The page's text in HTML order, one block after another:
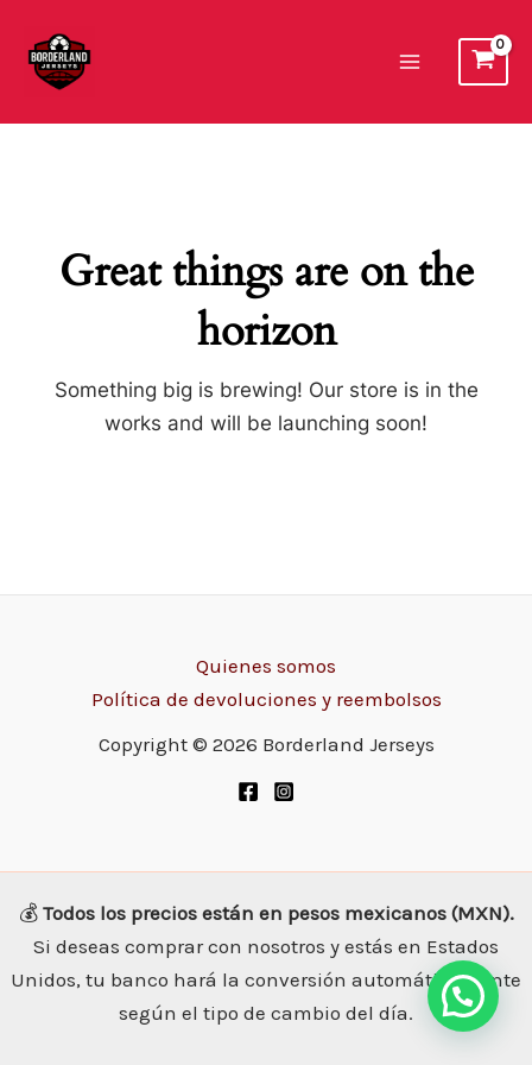
contenido
Great things are on the
horizon
Something big is brewing! Our store is in the
works and will be launching soon!
Quienes somos
Política de devoluciones y reembolsos
Copyright © 2026 Borderland Jerseys
💰 Todos los precios están en pesos mexicanos (MXN).
Si deseas comprar con nosotros y estás en Estados
Unidos, tu banco hará la conversión automáticamente
según el tipo de cambio del día.